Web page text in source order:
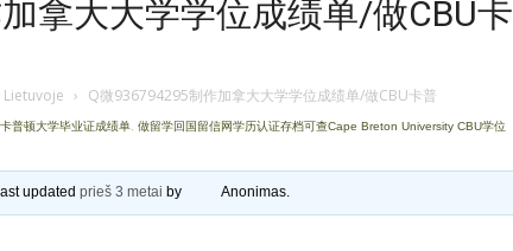
拿大大学学位成绩单/做CBU卡
› Q微936794295制作加拿大大学学位成绩单/做CBU卡普
普顿大学毕业证成绩单 做留学回国留信网学历认证存档可查Cape Breton University CBU学位
updatedprieš 3 metai by Anonimas.